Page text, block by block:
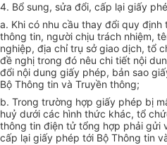
4. Bổ sung, sửa đổi, cấp lại giấy
a. Khi có nhu cầu thay đổi quy
thông tin, người chịu trách nhiệm,
nghiệp, địa chỉ trụ sở giao dịch, tổ
đề nghị trong đó nêu chi tiết nội
đổi nội dung giấy phép, bản sao
Bộ Thông tin và Truyền thông;
b. Trong trường hợp giấy phép bị
huỷ dưới các hình thức khác, tổ
thông tin điện tử tổng hợp phải gửi
cấp lại giấy phép tới Bộ Thông tin